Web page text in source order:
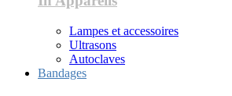
Lampes et accessoires
Ultrasons
Autoclaves
Bandages